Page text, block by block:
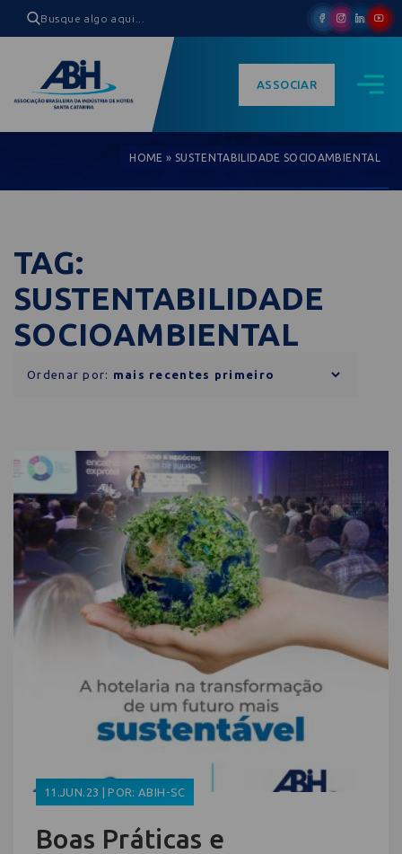
ASSOCIAR
HOME » SUSTENTABILIDADE SOCIOAMBIENTAL
TAG:
SUSTENTABILIDADE
SOCIOAMBIENTAL
Ordenar por:
11.JUN.23 | POR: ABIH-SC
Boas Práticas e